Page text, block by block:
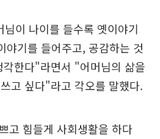
이 나이를 들수록 옛이야기
야기를 들어주고, 공감하는 것
한다"라면서 "어머님의 삶을
고 싶다"라고 각오를 말했다.
고 힘들게 사회생활을 하다